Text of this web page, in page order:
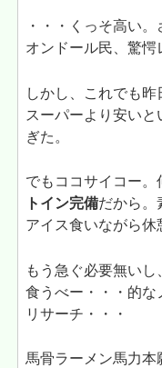
・・・くっそ高い
オンドール民、驚愕
しかし、これでも
スーパーより安い
ぎた。
でもココサイコー。
トイン完備だから。
アイス食いながら休
もう急ぐ必要無い
食うべー・・・的な
リサーチ・・・
馬骨ラーメン馬力